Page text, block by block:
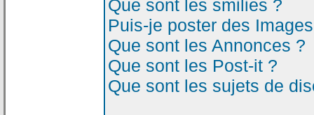
Que sont les smilies ?
Puis-je poster des
Que sont les Annonces ?
Que sont les Post-it ?
Que sont les sujets de